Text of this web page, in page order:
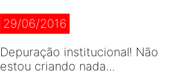
29/06/2016
Depuração institucional! Não
estou criando nada...